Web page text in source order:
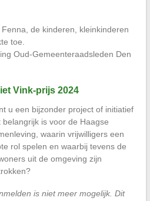
de kinderen, kleinkinderen
toe.
Oud-Gemeenteraadsleden Den
Vink-prijs 2024
u een bijzonder project of initiatief
belangrijk is voor de Haagse
waarin vrijwilligers een
rol spelen en waarbij tevens de
uit de omgeving zijn
is niet meer mogelijk. Dit